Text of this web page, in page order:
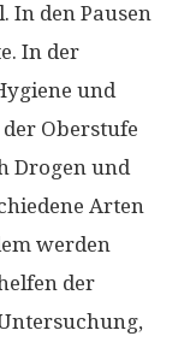
In den Pausen
In der
und
Oberstufe
Drogen und
Arten
werden
der